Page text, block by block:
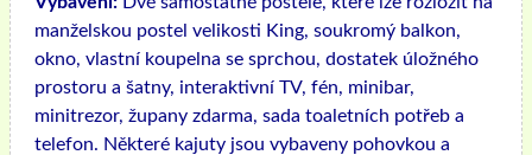
manželskou postel velikosti King, soukromý balkon,
okno, vlastní koupelna se sprchou, dostatek úložného
prostoru a šatny, interaktivní TV, fén, minibar,
minitrezor, župany zdarma, sada toaletních potřeb a
telefon. Některé kajuty jsou vybaveny pohovkou a